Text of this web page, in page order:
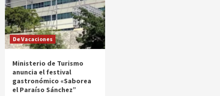
De Vacaciones
Ministerio de Turismo
anuncia el festival
gastronómico «Saborea
el Paraíso Sánchez”